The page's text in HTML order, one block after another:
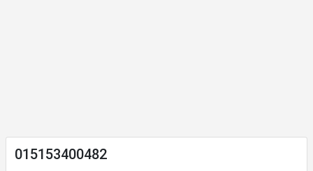
015153400482